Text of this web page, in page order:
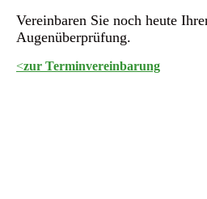
Vereinbaren Sie noch heute
Augenüberprüfung.
<zur Terminvereinbarung